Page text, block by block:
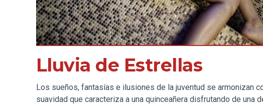
Lluvia de Estrellas
Los sueños, fantasías e ilusiones de la juventud se armonizan
suavidad que caracteriza a una quinceañera disfrutando de una